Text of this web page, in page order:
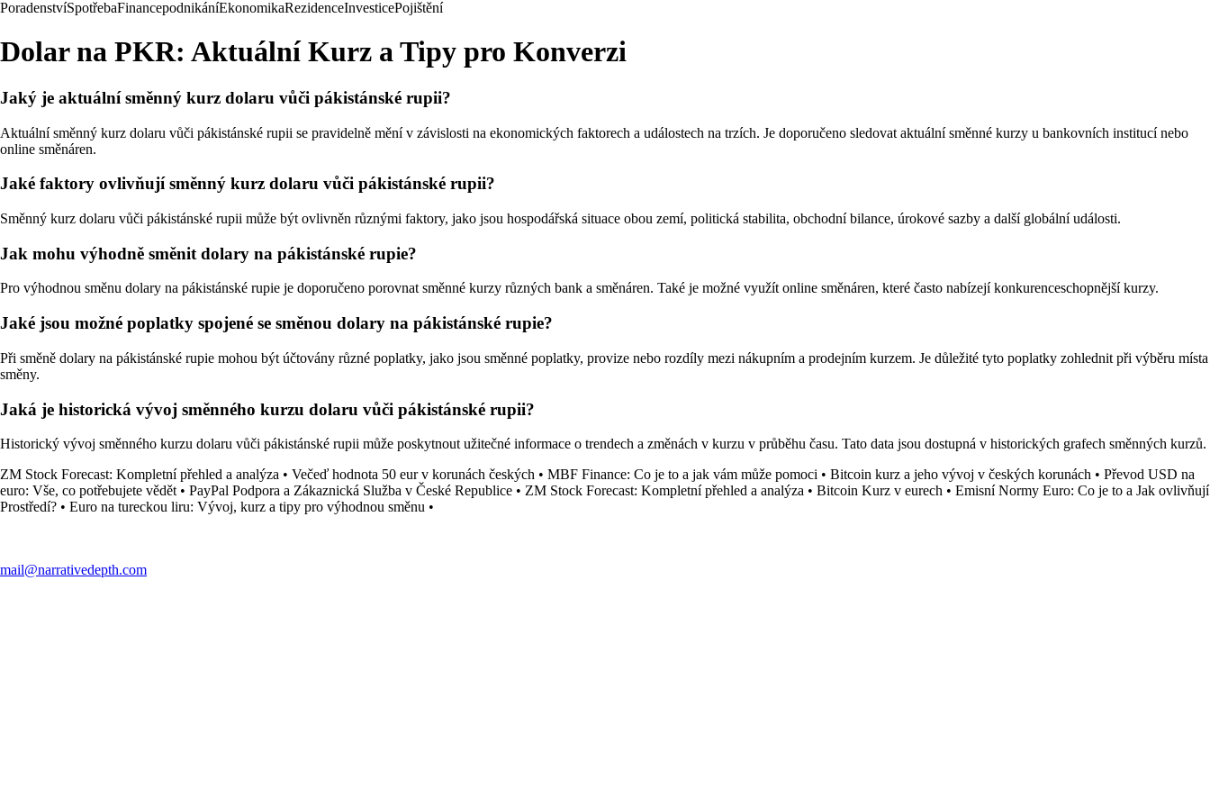
PoradenstvíSpotřebaFinancepodnikáníEkonomikaRezidenceInvesticePojištění
Dolar na PKR: Aktuální Kurz a Tipy pro Konverzi
Jaký je aktuální směnný kurz dolaru vůči pákistánské rupii?
Aktuální směnný kurz dolaru vůči pákistánské rupii se pravidelně mění v závislosti na ekonomických faktorech a událostech na trzích. Je doporučeno sledovat aktuální směnné kurzy u bankovních institucí nebo
online směnáren.
Jaké faktory ovlivňují směnný kurz dolaru vůči pákistánské rupii?
Směnný kurz dolaru vůči pákistánské rupii může být ovlivněn různými faktory, jako jsou hospodářská situace obou zemí, politická stabilita, obchodní bilance, úrokové sazby a další globální události.
Jak mohu výhodně směnit dolary na pákistánské rupie?
Pro výhodnou směnu dolary na pákistánské rupie je doporučeno porovnat směnné kurzy různých bank a směnáren. Také je možné využít online směnáren, které často nabízejí konkurenceschopnější kurzy.
Jaké jsou možné poplatky spojené se směnou dolary na pákistánské rupie?
Při směně dolary na pákistánské rupie mohou být účtovány různé poplatky, jako jsou směnné poplatky, provize nebo rozdíly mezi nákupním a prodejním kurzem. Je důležité tyto poplatky zohlednit při výběru místa
směny.
Jaká je historická vývoj směnného kurzu dolaru vůči pákistánské rupii?
Historický vývoj směnného kurzu dolaru vůči pákistánské rupii může poskytnout užitečné informace o trendech a změnách v kurzu v průběhu času. Tato data jsou dostupná v historických grafech směnných kurzů.
ZM Stock Forecast: Kompletní přehled a analýza • Večeď hodnota 50 eur v korunách českých • MBF Finance: Co je to a jak vám může pomoci • Bitcoin kurz a jeho vývoj v českých korunách • Převod USD na
euro: Vše, co potřebujete vědět • PayPal Podpora a Zákaznická Služba v České Republice • ZM Stock Forecast: Kompletní přehled a analýza • Bitcoin Kurz v eurech • Emisní Normy Euro: Co je to a Jak ovlivňují
Prostředí? • Euro na tureckou liru: Vývoj, kurz a tipy pro výhodnou směnu •
mail@narrativedepth.com